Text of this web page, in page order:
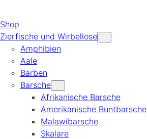
Shop
Zierfische und Wirbellose
Amphibien
Aale
Barben
Barsche
Afrikanische Barsche
Amerikanische Buntbarsche
Malawibarsche
Skalare